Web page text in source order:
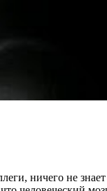
ничего не